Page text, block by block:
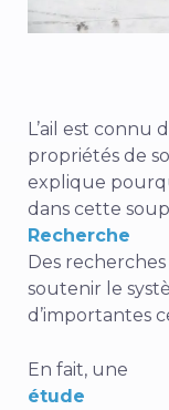
L’ail est connu
propriétés de
explique
dans cette
Recherche
Des
soutenir le
d’importantes
En fait, une
étude